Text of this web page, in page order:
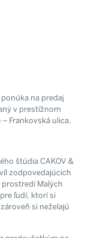
na predaj
v prestížnom
Frankovská ulica.
štúdia CAKOV &
zodpovedajúcich
Malých
ľudí, ktorí si
si neželajú